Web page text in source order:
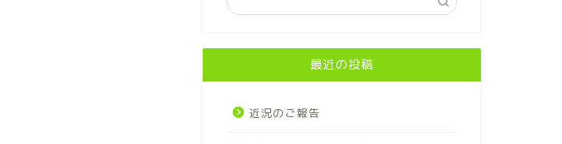
最近の投稿
近況のご報告